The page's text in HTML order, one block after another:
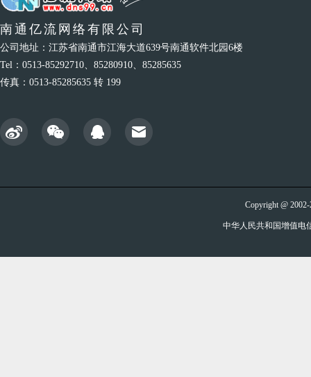
南通亿流网络有限公司
公司地址：江苏省南通市江海大道639号南通软件北园6楼
Tel：0513-85292710、85280910、85285635
传真：0513-85285635 转 199
Copyright @
中华人民共和国增值电